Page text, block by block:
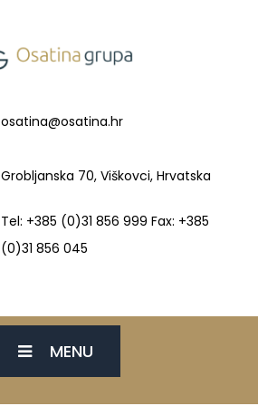
osatina@osatina.hr
Grobljanska 70, Viškovci, Hrvatska
Tel: +385 (0)31 856 999 Fax: +385
(0)31 856 045
MENU